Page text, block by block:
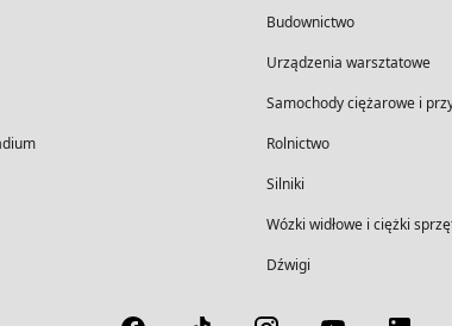
Budownictwo
Urządzenia warsztatowe
Samochody ciężarowe i
Rolnictwo
Silniki
Wózki widłowe i ciężki
Dźwigi